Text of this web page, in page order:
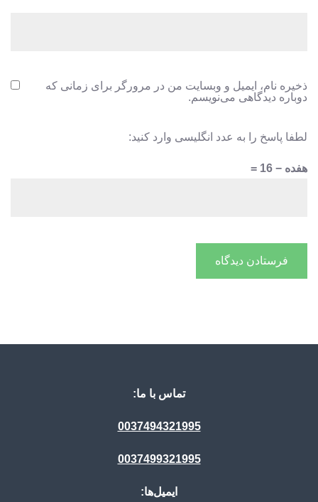
ذخیره نام، ایمیل و وبسایت من در مرورگر برای زمانی که
دوباره دیدگاهی می‌نویسم.
لطفا پاسخ را به عدد انگلیسی وارد کنید:
هفده − 16 =
تماس با ما:
0037494321995
0037499321995
ایمیل‌ها: